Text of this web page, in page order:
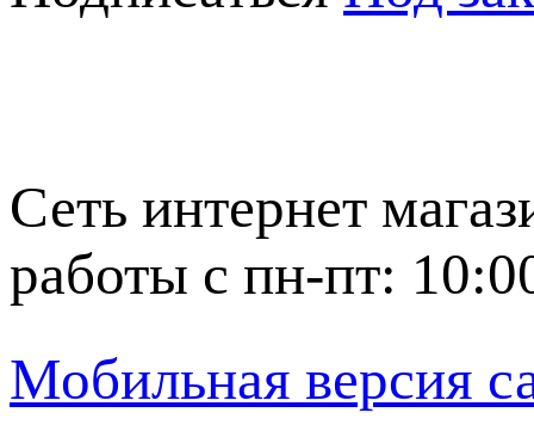
Сеть интернет
работы с пн-пт:
Мобильная версия